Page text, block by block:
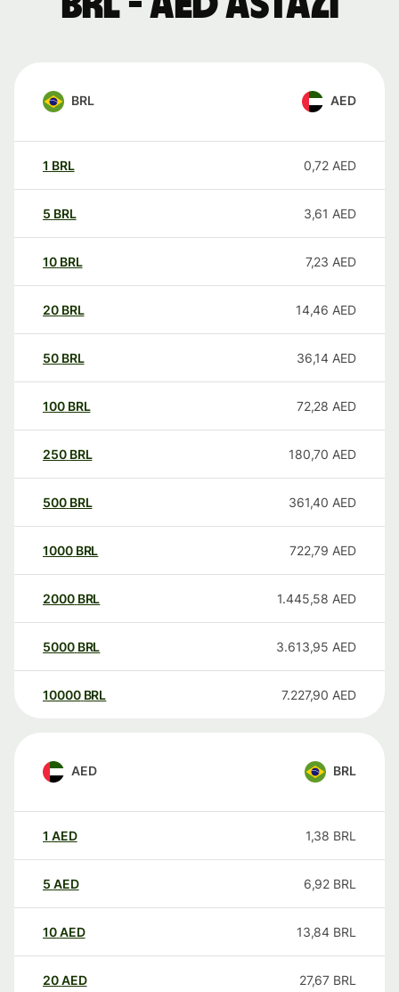
BRL AED
1 BRL 0,72 AED
5 BRL 3,61 AED
10 BRL 7,23 AED
20 BRL 14,46 AED
50 BRL 36,14 AED
100 BRL 72,28 AED
250 BRL 180,70 AED
500 BRL 361,40 AED
1000 BRL 722,79 AED
2000 BRL 1.445,58 AED
5000 BRL 3.613,95 AED
10000 BRL 7.227,90 AED
AED BRL
1 AED 1,38 BRL
5 AED 6,92 BRL
10AED 13,84 BRL
20AED 27,67 BRL